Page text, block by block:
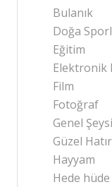
Bulanık
Doğa
Eğitim
Elektronik
Film
Fotoğraf
Genel Şeysi
Güzel
Hayyam
Hede hüde